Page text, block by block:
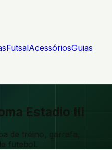
FutsalAcessóriosGuias
Estadio III
de treino, garrafa,
futebol.